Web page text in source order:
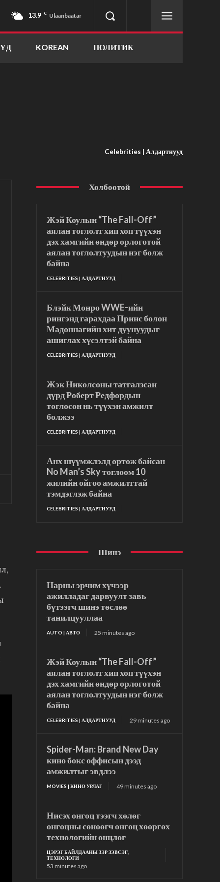
13.9 C Ulaanbaatar
KOREAN ПОЛИТИК
Celebrities | Алдартнууд
Холбоотой
Жэй Коулын “The Fall-Off”
аялан тоглолт хип хоп түүхэн
дэх хамгийн өндөр орлоготой
аялан тоглолтуудын нэг болж
байна
CELEBRITIES | АЛДАРТНУУД
Блэйк Монро WWE-ийн
рингэнд гарахдаа Принс болон
Мадоннагийн хит дуунуудыг
ашиглах хүсэлтэй байна
CELEBRITIES | АЛДАРТНУУД
Жэк Николсоны татгалзсан
дүрд Роберт Редфордын
тоглосон нь түүхэн амжилт
болжээ
CELEBRITIES | АЛДАРТНУУД
Анх шүүмжлэлд өртөж байсан
No Man’s Sky тоглоом 10
жилийн ойгоо амжилттай
тэмдэглэж байна
CELEBRITIES | АЛДАРТНУУД
Шинэ
Нарны эрчим хүчээр
ажилладаг дарвуулт завь
бүтээгч шинэ төслөө
танилцууллаа
AUTO | АВТО 25 minutes ago
Жэй Коулын “The Fall-Off”
аялан тоглолт хип хоп түүхэн
дэх хамгийн өндөр орлоготой
аялан тоглолтуудын нэг болж
байна
CELEBRITIES | АЛДАРТНУУД 29 minutes ago
Spider-Man: Brand New Day
кино бокс оффисын дээд
амжилтыг эвдлээ
MOVIES | КИНО УРЛАГ 49 minutes ago
Нисэх онгоц тээгч хөлөг
онгоцны сөнөөгч онгоц хөөргөх
технологийн онцлог
ЦЭРЭГ БАЙЛДААНЫ ЗЭР ЗЭВСЭГ,
ТЕХНОЛОГИ
53 minutes ago